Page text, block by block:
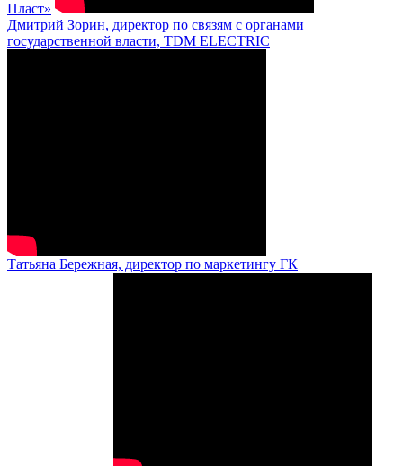
Пласт»
Дмитрий Зорин, директор по связям с органами
государственной власти, TDM ELECTRIC
Татьяна Бережная, директор по маркетингу ГК